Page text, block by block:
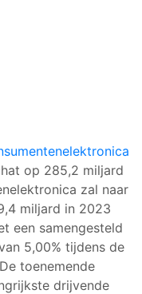
op 285,2 miljard
zal naar
miljard in 2023
een samengesteld
5,00% tijdens de
toenemende
drijvende